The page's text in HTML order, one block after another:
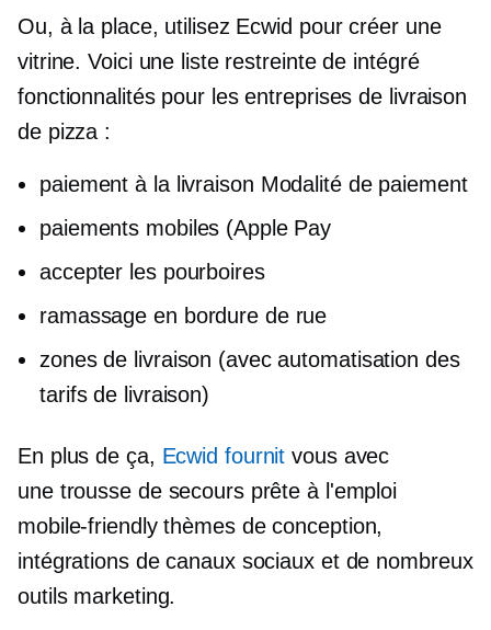
Ou, à la place, utilisez Ecwid pour créer une
vitrine. Voici une liste restreinte de intégré
fonctionnalités pour les entreprises de livraison
de pizza :
paiement à la livraison Modalité de paiement
paiements mobiles (Apple Pay
accepter les pourboires
ramassage en bordure de rue
zones de livraison (avec automatisation des
tarifs de livraison)
En plus de ça, Ecwid fournit vous avec
une trousse de secours prête à l'emploi
mobile-friendlythèmes de conception,
intégrations de canaux sociaux et de nombreux
outils marketing.